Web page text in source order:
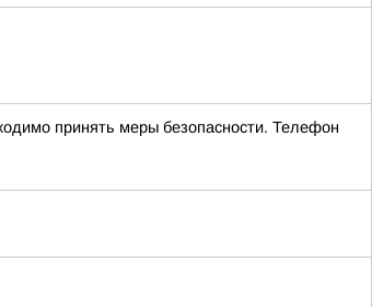
принять меры безопасности. Телефон